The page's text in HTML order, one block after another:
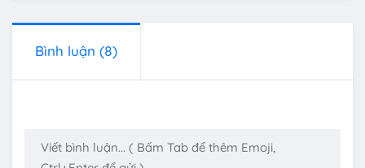
Bình luận (8)